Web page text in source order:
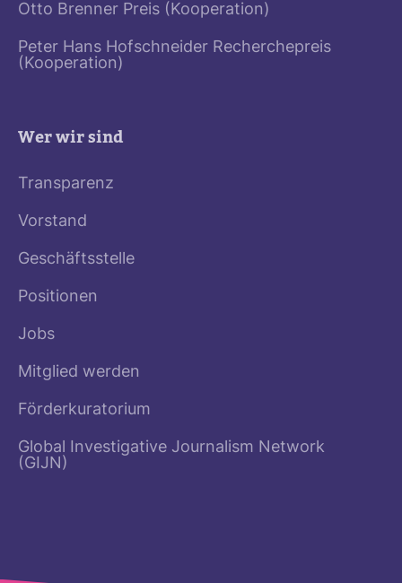
Otto Brenner Preis (Kooperation)
Peter Hans Hofschneider Recherchepreis
(Kooperation)
Wer wir sind
Transparenz
Vorstand
Geschäftsstelle
Positionen
Jobs
Mitglied werden
Förderkuratorium
Global Investigative Journalism Network
(GIJN)